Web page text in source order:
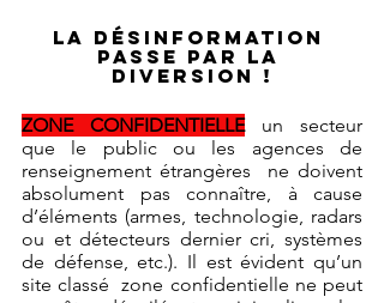
La désinformation
passe par la
diversion !
ZONE CONFIDENTIELLE
un secteur
que le public ou les agences de
renseignement étrangères  ne doivent
absolument pas connaître, à cause
d’éléments (armes, technologie, radars
ou et détecteurs dernier cri, systèmes
de défense, etc.). Il est évident qu’un
site classé  zone confidentielle ne peut